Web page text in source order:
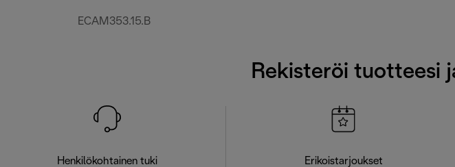
ECAM353.15.B
Rekisteröi tuotteesi
Henkilökohtainen tuki Erikoistarjoukset